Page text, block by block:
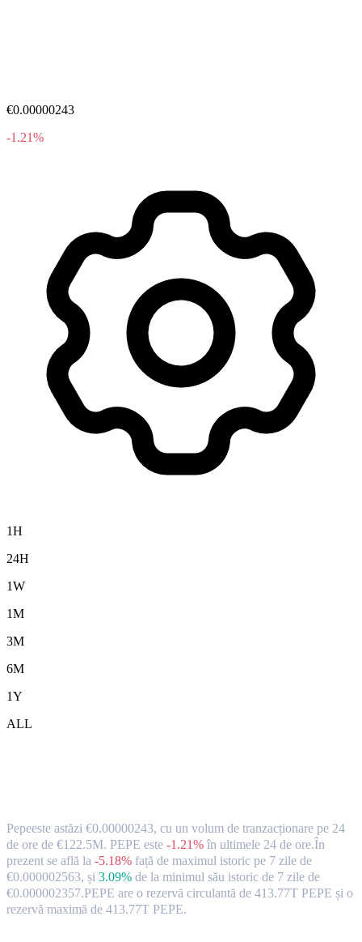
€0.00000243
-1.21%
1H
24H
1W
1M
3M
6M
1Y
ALL
Pepeeste astăzi €0.00000243, cu un volum de tranzacționare pe 24
de ore de €122.5M. PEPE este -1.21% în ultimele 24 de ore.În
prezent se află la -5.18% față de maximul istoric pe 7 zile de
€0.000002563, și 3.09% de la minimul său istoric de 7 zile de
€0.000002357.PEPE are o rezervă circulantă de 413.77T PEPE și o
rezervă maximă de 413.77T PEPE.